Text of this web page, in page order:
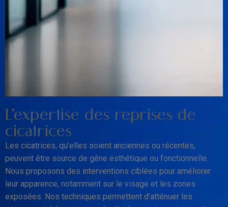
L’expertise des reprises de
cicatrices
Les cicatrices, qu’elles soient anciennes ou récentes,
peuvent être source de gêne esthétique ou fonctionnelle.
Nous proposons des interventions ciblées pour améliorer
leur apparence, notamment sur le visage et les zones
exposées. Nos techniques permettent d’atténuer les